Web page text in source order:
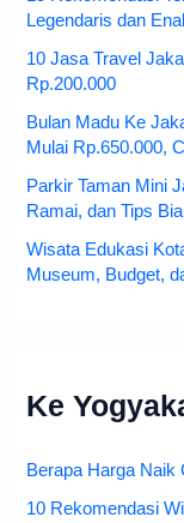
Legendaris dan
10 Jasa Travel
Rp.200.000
Bulan Madu Ke
Mulai Rp.650.000,
Parkir Taman Mini
Ramai, dan Tips
Wisata Edukasi
Museum, Budget,
Ke
Berapa Harga Naik
10 Rekomendasi